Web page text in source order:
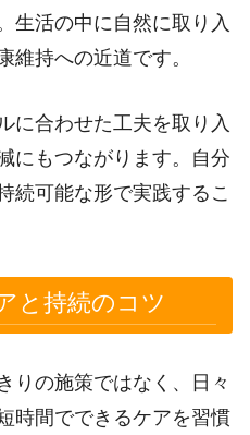
生活の中に自然に取り入
維持への近道です。
に合わせた工夫を取り入
にもつながります。自分
続可能な形で実践するこ
と持続のコツ
りの施策ではなく、日々
時間でできるケアを習慣